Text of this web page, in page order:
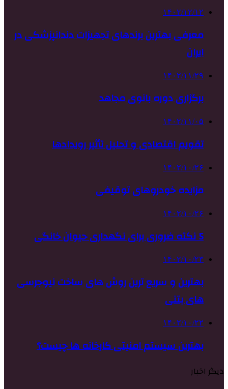
۱۴۰۲/۱۲/۱۲
معرفی بهترین برندهای تجهیزات دندانپزشکی در
ایران
۱۴۰۲/۱۱/۲۹
برگزاری دوره بانوی مجاهد
۱۴۰۲/۱۱/۰۵
تقویم اقتصادی و تحلیل تأثیر رویدادها
۱۴۰۲/۱۰/۲۶
مزایده خودروهای توقیفی
۱۴۰۲/۱۰/۲۶
5 نکته ضروری برای نگهداری حیوان خانگی
۱۴۰۲/۱۰/۲۳
بهترین و سریع ترین روش های ساخت نیوجرسی
های بتنی
۱۴۰۲/۱۰/۲۲
بهترین سیستم امنیتی کارخانه ها چیست؟
دیگر اخبار